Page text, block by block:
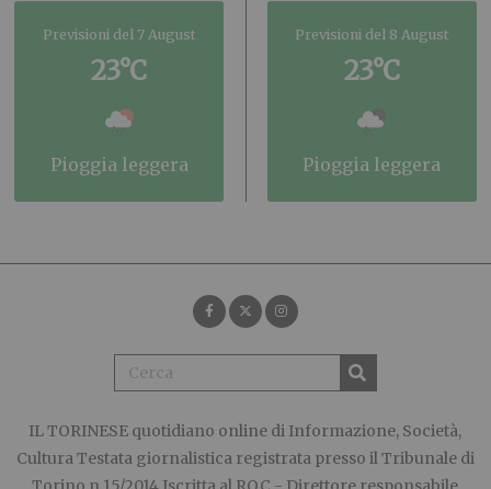
Previsioni del 7 August
23°C
pioggia leggera
Previsioni del 8 August
23°C
pioggia leggera
IL TORINESE quotidiano online di Informazione, Società,
Cultura Testata giornalistica registrata presso il Tribunale di